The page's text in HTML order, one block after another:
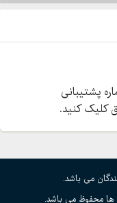
پشتیبانی
می باشد.
محفوظ می باشد.